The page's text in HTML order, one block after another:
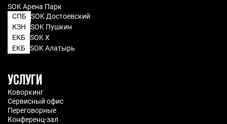
SOK Арена Парк
СПБ SOK Достоевский
КЗН
SOK Пушкин
ЕКБ SOK X
ЕКБ SOK Алатырь
УСЛУГИ
Коворкинг
Сервисный офис
Переговорные
Конференц-зал